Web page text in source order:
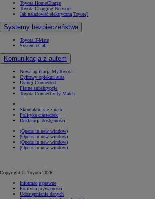
Toyota HomeCharge
Toyota Charging Network
Jak naładować elektryczną Toyotę?
Systemy bezpieczeństwa
Toyota T-Mate
System eCall
Komunikacja z autem
Nowa aplikacja MyToyota
Cyfrowy opiekun auta
Usługi Connected
Płatne subskrypcje
Toyota Connectivity Match
Skontaktuj się z nami
Polityka ciasteczek
Deklaracja dostępności
(Opens in new window)
(Opens in new window)
(Opens in new window)
(Opens in new window)
Copyright © Toyota 2026
Informacje prawne
Polityka prywatności
Udostępnianie danych